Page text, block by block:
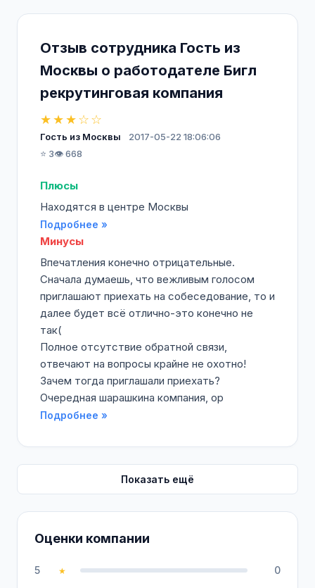
Оценки компании
5 ★ 0
Отзыв сотрудника Гость из
Москвы о работодателе Бигл
рекрутинговая компания
★★★☆☆
Гость из Москвы
2017-05-22 18:06:06
⭐ 3👁️ 668
Плюсы
Находятся в центре Москвы
Подробнее »
Минусы
Впечатления конечно отрицательные.
Сначала думаешь, что вежливым голосом
приглашают приехать на собеседование, то и
далее будет всё отлично-это конечно не
так(
Полное отсутствие обратной связи,
отвечают на вопросы крайне не охотно!
Зачем тогда приглашали приехать?
Очередная шарашкина компания, ор
Подробнее »
Показать ещё